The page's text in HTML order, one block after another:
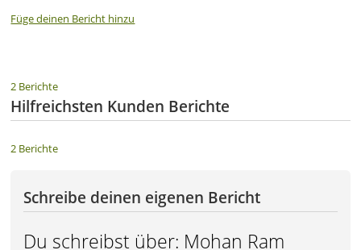
Füge deinen Bericht hinzu
2 Berichte
Hilfreichsten Kunden Berichte
2 Berichte
Schreibe deinen eigenen Bericht
Du schreibst über: Mohan Ram